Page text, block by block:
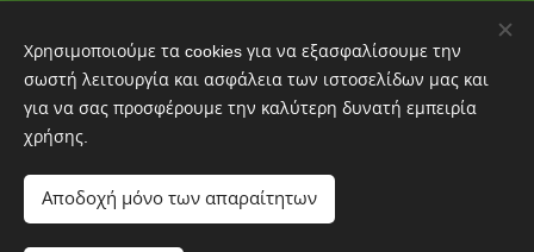
ΔΩΡΕΑΝ ΜΕΤΑΦΟΡΙΚΑ ΓΙΑ
ΠΑΡΑΓΓΕΛΙΕΣ ΑΝΩ ΤΩΝ 30 ΕΥΡΩ
Cookies
Χρησιμοποιούμε τα cookies για να εξασφαλίσουμε την
σωστή λειτουργία και ασφάλεια των ιστοσελίδων μας και
για να σας προσφέρουμε την καλύτερη δυνατή εμπειρία
χρήσης.
Αποδοχή μόνο των απαραίτητων